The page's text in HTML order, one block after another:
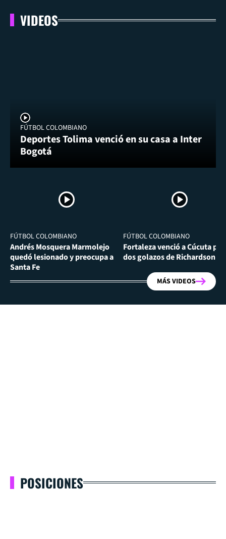
VIDEOS
FÚTBOL COLOMBIANO
Deportes Tolima venció en su casa a Inter
Bogotá
FÚTBOL COLOMBIANO
Andrés Mosquera Marmolejo
quedó lesionado y preocupa a
Santa Fe
FÚTBOL COLOMBIANO
Fortaleza venció a Cúcuta por
dos golazos de Richardson
MÁS VIDEOS
POSICIONES